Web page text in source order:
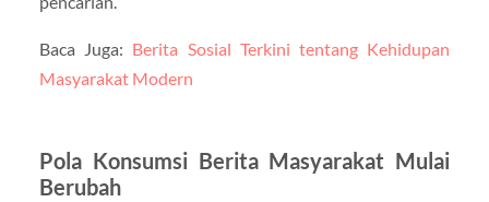
Baca Juga: Berita Sosial Terkini tentang Kehidupan
Masyarakat Modern
Pola Konsumsi Berita Masyarakat Mulai
Berubah